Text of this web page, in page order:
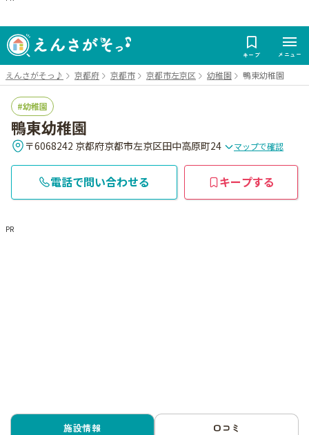
キープ メニュー
えんさがそっ♪ 京都府 京都市 京都市左京区 幼稚園 鴨東幼稚園
幼稚園
鴨東幼稚園
〒6068242 京都府京都市左京区田中高原町24 マップで確認
電話で問い合わせる キープする
PR
施設情報 口コミ